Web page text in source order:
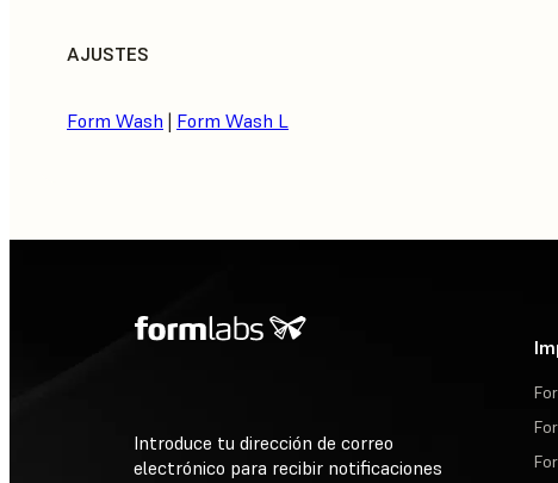
AJUSTES
Form Wash | Form Wash L
Introduce tu dirección de correo
electrónico para recibir notificaciones